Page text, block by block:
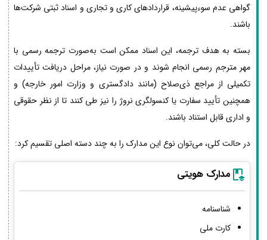
گواهی عدم سوءپیشینه، قراردادهای کاری و تجاری و اسناد ثبتی شرکت‌ها
باشند.
بسته به هدف ترجمه، این اسناد ممکن است به‌صورت ترجمه رسمی با
مهر مترجم رسمی انجام شوند و در صورت نیاز، مراحل دریافت تأییدات
تکمیلی از مراجع ذی‌صلاح (مانند دادگستری و وزارت امور خارجه) و
همچنین تأیید سفارت یا کنسولگری نروژ را نیز طی کنند تا از نظر حقوقی
و اداری قابل استناد باشند.
در حالت کلی، می‌توان نوع این مدارک را به چند دسته اصلی تقسیم کرد:
مدارک هویتی
شناسنامه
کارت ملی